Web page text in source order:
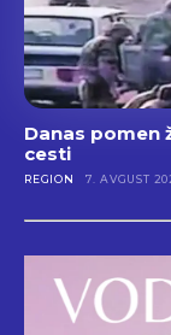
Danas pomen
cesti
REGION 7. AVGUST